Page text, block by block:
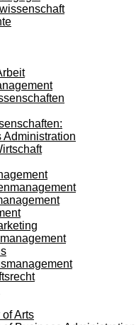
Administration
Arts